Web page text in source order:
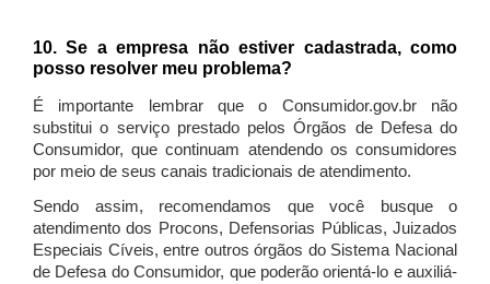
10. Se a empresa não estiver cadastrada, como
posso resolver meu problema?
É importante lembrar que o Consumidor.gov.br não
substitui o serviço prestado pelos Órgãos de Defesa do
Consumidor, que continuam atendendo os consumidores
por meio de seus canais tradicionais de atendimento.
Sendo assim, recomendamos que você busque o
atendimento dos Procons, Defensorias Públicas, Juizados
Especiais Cíveis, entre outros órgãos do Sistema Nacional
de Defesa do Consumidor, que poderão orientá-lo e auxiliá-